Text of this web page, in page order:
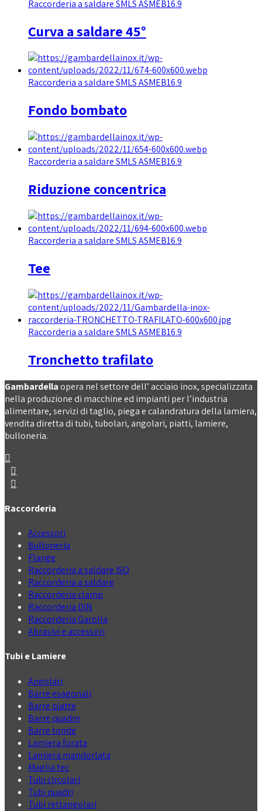
Raccorderia a saldare SMLS ASMEB16.9
Curva a saldare 45°
Raccorderia a saldare SMLS ASMEB16.9
Fondo bombato
Raccorderia a saldare SMLS ASMEB16.9
Riduzione concentrica
Raccorderia a saldare SMLS ASMEB16.9
Tee
Raccorderia a saldare SMLS ASMEB16.9
Tronchetto trafilato
Gambardellaopera nel settore dell’ acciaio inox, specializzata
nella produzione di macchine ed impianti per l’industria
alimentare, servizi di taglio, piega e calandratura della lamiera,
vendita diretta di tubi, tubolari, angolari, piatti, lamiere,
bulloneria.
Raccorderia
Accessori
Bulloneria
Flange
Raccorderia a saldare ISO
Raccorderia a saldare
Raccorderia clamp
Raccorderia DIN
Raccorderia Garolla
Abrasivi e accessori
Tubi e Lamiere
Angolari
Barre esagonali
Barre piatte
Barre quadre
Barre tonde
Lamiera forata
Lamiera mandorlata
Maglia tec
Tubi circolari
Tubi quadri
Tubi rettangolari